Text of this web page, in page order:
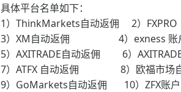
具体平台名单如下：
1）ThinkMarkets自动返佣 2）FXPRO
3）XM自动返佣 4）exness 账
5）AXITRADE自动返佣 6）
7）ATFX 自动返佣 8）欧福市场
9）GoMarkets自动返佣 10）ZFX账